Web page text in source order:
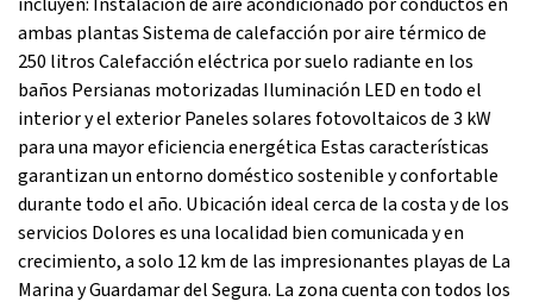
ambas plantas Sistema de calefacción por aire térmico de
250 litros Calefacción eléctrica por suelo radiante en los
baños Persianas motorizadas Iluminación LED en todo el
interior y el exterior Paneles solares fotovoltaicos de 3 kW
para una mayor eficiencia energética Estas características
garantizan un entorno doméstico sostenible y confortable
durante todo el año. Ubicación ideal cerca de la costa y de los
servicios Dolores es una localidad bien comunicada y en
crecimiento, a solo 12 km de las impresionantes playas de La
Marina y Guardamar del Segura. La zona cuenta con todos los